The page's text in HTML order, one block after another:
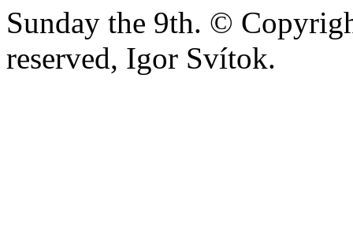
Sunday the 9th. ©
reserved, Igor Svítok.